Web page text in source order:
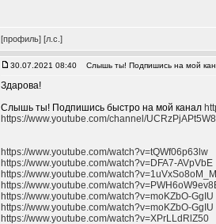
[профиль] [л.с.]
30.07.2021 08:40 Слышь ты! Подпишись на мой
Здарова!
Слышь ты! Подпишись быстро на мой канал
https://www.youtube.com/channel/
https://www.youtube.com/watch?v=tQWf06p63lw
https://www.youtube.com/watch?v=DFA7-AVpVbE
https://www.youtube.com/watch?v=1uVxSo8oM_M
https://www.youtube.com/
https://www.youtube.com/watch?v=moKZbO-GgIU
https://www.youtube.com/watch?v=moKZbO-GgIU
https://www.youtube.com/watch?v=XPrLLdRlZ50